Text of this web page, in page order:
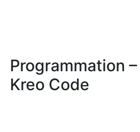
Programmation
Kreo Code